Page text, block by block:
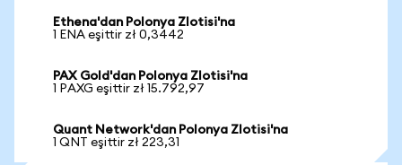
Ethena'dan Polonya Zlotisi'na
1 ENA eşittir zł 0,3442
PAX Gold'dan Polonya Zlotisi'na
1 PAXG eşittir zł 15.792,97
Quant Network'dan Polonya Zlotisi'na
1 QNT eşittir zł 223,31